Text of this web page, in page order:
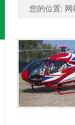
您的位置: 网